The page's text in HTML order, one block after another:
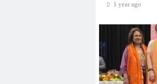
1 year ago